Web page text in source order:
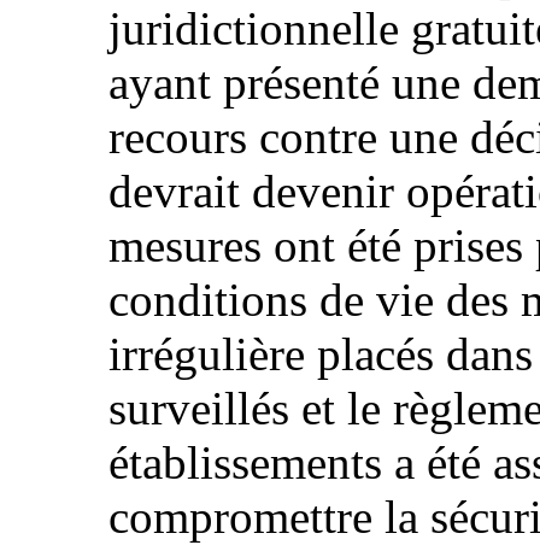
juridictionnelle
ayant présenté une
recours contre une
devrait devenir
mesures ont été
conditions de vie des
irrégulière placés
surveillés et le
établissements a été
compromettre la